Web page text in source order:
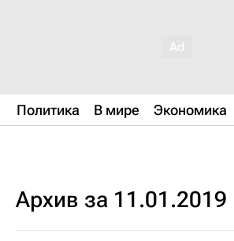
Политика В мире Экономика
Архив за 11.01.2019